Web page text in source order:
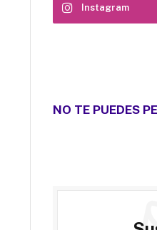
Instagram
NO TE PUEDES